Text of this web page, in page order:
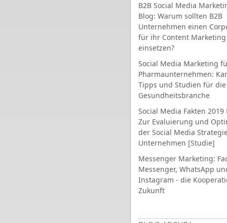
B2B Social Media
Blog: Warum sollten B2B
Unternehmen einen
für ihr Content Marketing
einsetzen?
Social Media Marketing
Pharmaunternehmen:
Tipps und Studien für die
Gesundheitsbranche
Social Media Fakten 2019
Zur Evaluierung und
der Social Media
Unternehmen [Studie]
Messenger Marketing:
Messenger, WhatsApp
Instagram - die
Zukunft
Seiten